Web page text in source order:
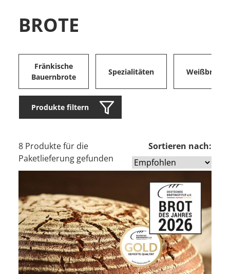
BROTE
Fränkische
Bauernbrote
Spezialitäten Weißbrote
Produkte filtern
8 Produkte für die
Paketlieferung gefunden
Sortieren nach: